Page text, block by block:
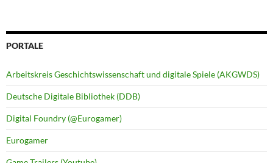
PORTALE
Arbeitskreis Geschichtswissenschaft und digitale Spiele (AKGWDS)
Deutsche Digitale Bibliothek (DDB)
Digital Foundry (@Eurogamer)
Eurogamer